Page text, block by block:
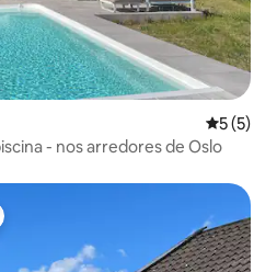
5 de
5 (5)
- nos arredores de Oslo